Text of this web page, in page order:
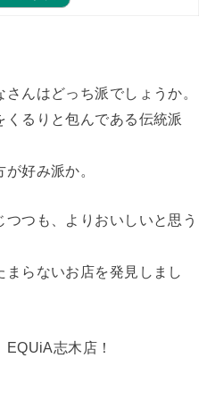
んはどっち派でしょうか。
るりと包んである伝統派
好み派か。
つも、よりおいしいと思う
らないお店を発見しまし
志木店！